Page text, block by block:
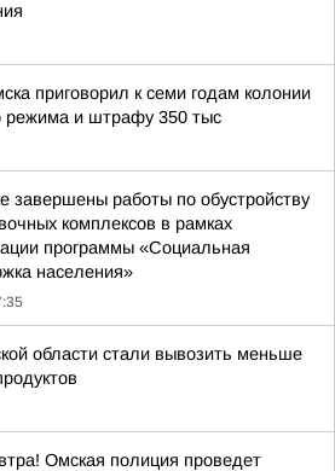
приговорил к семи годам колонии
режима и штрафу 350 тыс
завершены работы по обустройству
комплексов в рамках
программы «Социальная
населения»
области стали вывозить меньше
Омская полиция проведет